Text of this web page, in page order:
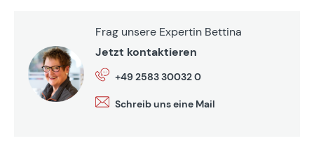
Frag unsere Expertin Bettina
Jetzt kontaktieren
+49 2583 30032 0
Schreib uns eine Mail